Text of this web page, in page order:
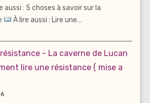
aussi : 5 choses à savoir sur la
À lire aussi : Lire une…
- La caverne de Lucan
lire une résistance ( mise a